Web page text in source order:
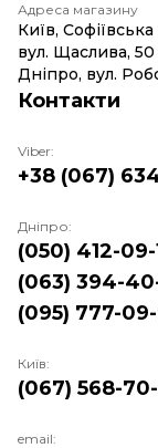
хорошою
"підробка".
не є
саморобним
Копіюється
Контрафактні
низькоякісні
називають
Купити деталі
Головне, не
коштувати
Адреса магазину
Київ,
вул. Щаслива, 50
Дніпро, вул.
Контакти
Viber:
+38 (067)
Дніпро:
(050) 412-09-
(063) 394-
(095) 777-09-
Київ:
(067) 568-
email: